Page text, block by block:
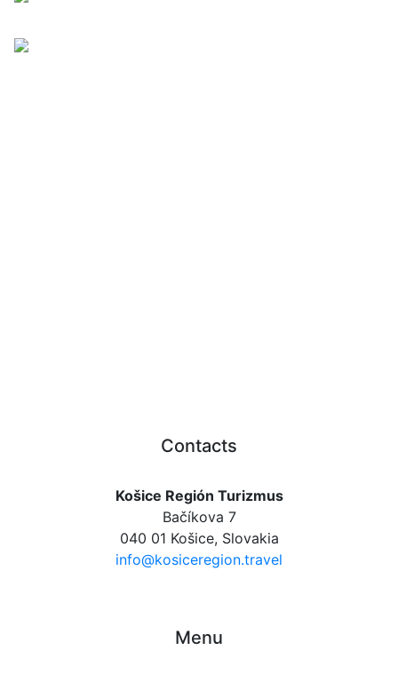
Contacts
Košice Región Turizmus
Bačíkova 7
040 01 Košice, Slovakia
info@kosiceregion.travel
Menu